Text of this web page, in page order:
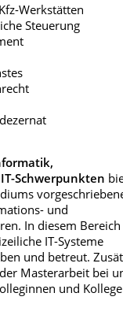
Werkstätten
Steuerung
Schwerpunkten
und
In diesem Bereich
IT-Systeme
und betreut.
Masterarbeit bei
und